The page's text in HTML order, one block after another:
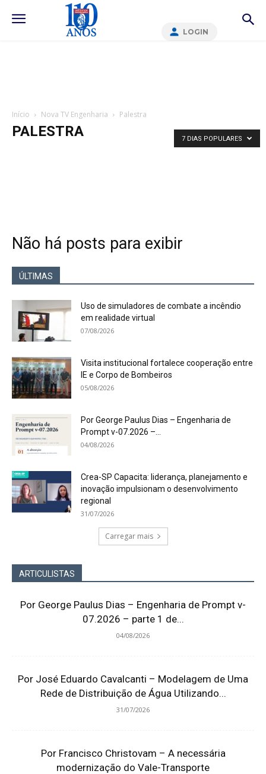
LOGIN
Início Nova TV Engenharia Palestra
PALESTRA 7 DIAS POPULARES
Não há posts para exibir
ÚLTIMAS
Uso de simuladores de combate a incêndio
em realidade virtual
07/08/2026
Visita institucional fortalece cooperação entre
IE e Corpo de Bombeiros
05/08/2026
Por George Paulus Dias – Engenharia de
Prompt v-07.2026 –...
04/08/2026
Crea-SP Capacita: liderança, planejamento e
inovação impulsionam o desenvolvimento
regional
31/07/2026
Carregar mais
ARTICULISTAS
Por George Paulus Dias – Engenharia de Prompt v-
07.2026 – parte 1 de...
04/08/2026
Por José Eduardo Cavalcanti – Modelagem de Uma
Rede de Distribuição de Água Utilizando...
31/07/2026
Por Francisco Christovam – A necessária
modernização do Vale-Transporte